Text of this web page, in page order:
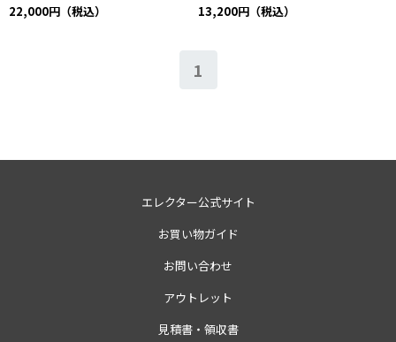
22,000円（税込） 13,200円（税込）
1
エレクター公式サイト
お買い物ガイド
お問い合わせ
アウトレット
見積書・領収書